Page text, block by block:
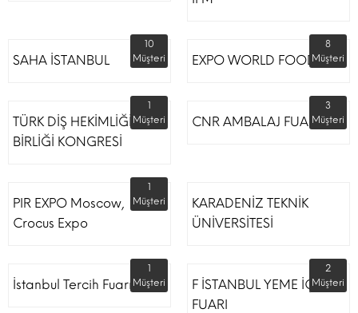
SAHA İSTANBUL
10
Müşteri
EXPO WORLD FOOD
8
Müşteri
TÜRK DİŞ HEKİMLİĞİ
BİRLİĞİ KONGRESİ
1
Müşteri
CNR AMBALAJ FUARI
3
Müşteri
PIR EXPO Moscow,
Crocus Expo
1
Müşteri
KARADENİZ TEKNİK
ÜNİVERSİTESİ
İstanbul Tercih Fuarı
1
Müşteri
F İSTANBUL YEME İÇME
FUARI
2
Müşteri